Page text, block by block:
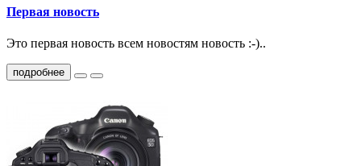
Первая новость
Это первая новость всем новостям новость :-)..
подробнее